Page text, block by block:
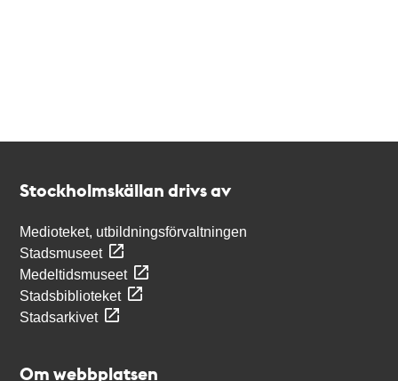
Stockholmskällan drivs av
Medioteket, utbildningsförvaltningen
Stadsmuseet
Medeltidsmuseet
Stadsbiblioteket
Stadsarkivet
Om webbplatsen